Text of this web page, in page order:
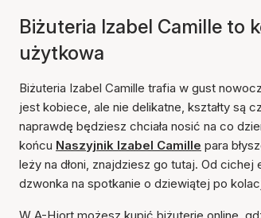
Biżuteria Izabel Camille to
użytkowa
Biżuteria Izabel Camille trafia w gust
jest kobiece, ale nie delikatne, kształty są
naprawdę będziesz chciała nosić na co
końcu Naszyjnik Izabel Camille para
leży na dłoni, znajdziesz go tutaj. Od
dzwonka na spotkanie o dziewiątej po